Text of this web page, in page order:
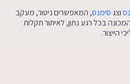
וצג סימנס, המאפשרים ניטור, מעקב
בכל רגע נתון, לאיתור תקלות
הייצור.